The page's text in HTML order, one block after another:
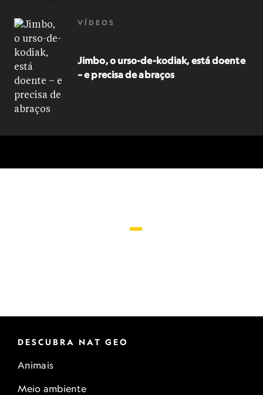
VÍDEOS
Jimbo, o urso-de-kodiak, está doente
– e precisa de abraços
DESCUBRA NAT GEO
Animais
Meio ambiente